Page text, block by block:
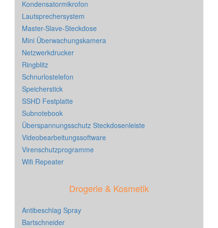
Kondensatormikrofon
Lautsprechersystem
Master-Slave-Steckdose
Mini Überwachungskamera
Netzwerkdrucker
Ringblitz
Schnurlostelefon
Speicherstick
SSHD Festplatte
Subnotebook
Überspannungsschutz Steckdosenleiste
Videobearbeitungssoftware
Virenschutzprogramme
Wifi Repeater
Drogerie & Kosmetik
Antibeschlag Spray
Bartschneider